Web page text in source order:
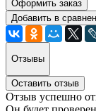
Оформить заказ
Добавить в
Отзывы
Оставить отзыв
Отзыв успешно